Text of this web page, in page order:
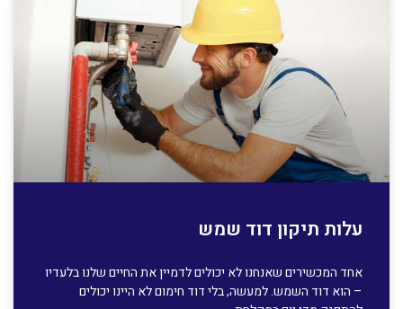
עלות תיקון דוד שמש
אחד המכשירים שאנחנו לא יכולים לדמיין את החיים שלנו בלעדיו
– הוא דוד השמש. למעשה, בלי דוד חימום לא היינו יכולים